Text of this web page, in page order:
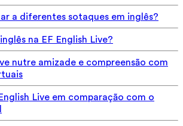
a diferentes sotaques em inglês?
na EF English Live?
nutre amizade e compreensão com
Live em comparação com o